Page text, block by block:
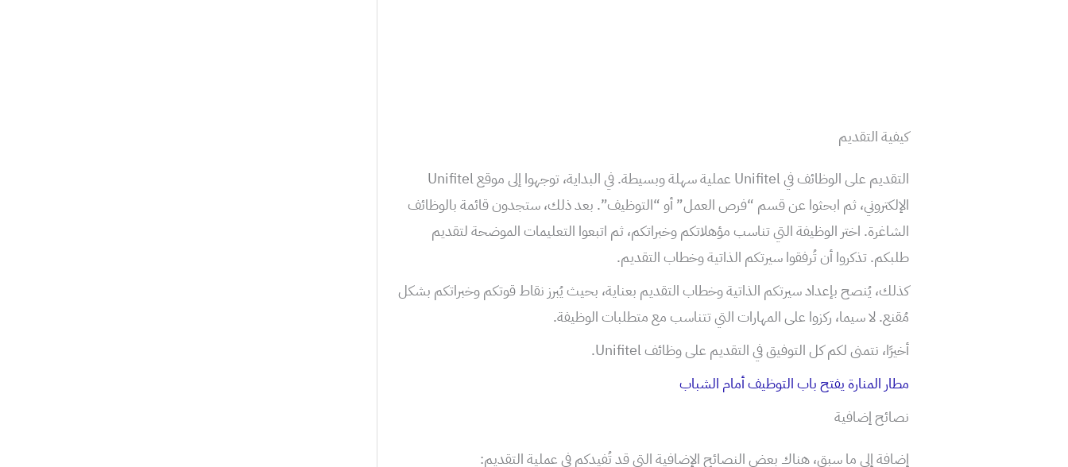
كيفية التقديم
التقديم على الوظائف في Unifitel عملية سهلة وبسيطة. في البداية، توجهوا إلى موقع Unifitel
الإلكتروني، ثم ابحثوا عن قسم “فرص العمل” أو “التوظيف”. بعد ذلك، ستجدون قائمة بالوظائف
الشاغرة. اختر الوظيفة التي تناسب مؤهلاتكم وخبراتكم، ثم اتبعوا التعليمات الموضحة لتقديم
طلبكم. تذكروا أن تُرفقوا سيرتكم الذاتية وخطاب التقديم.
كذلك، يُنصح بإعداد سيرتكم الذاتية وخطاب التقديم بعناية، بحيث يُبرز نقاط قوتكم وخبراتكم بشكل
مُقنع. لا سيما، ركزوا على المهارات التي تتناسب مع متطلبات الوظيفة.
أخيرًا، نتمنى لكم كل التوفيق في التقديم على وظائف Unifitel.
مطار المنارة يفتح باب التوظيف أمام الشباب
نصائح إضافية
إضافة إلى ما سبق، هناك بعض النصائح الإضافية التي قد تُفيدكم في عملية التقديم: